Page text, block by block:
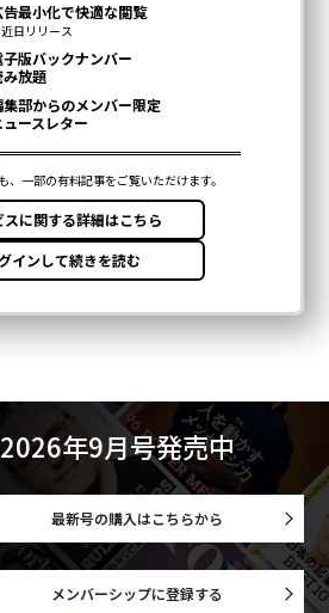
2026年9月号発売中
最新号の購入はこちらから
メンバーシップに登録する